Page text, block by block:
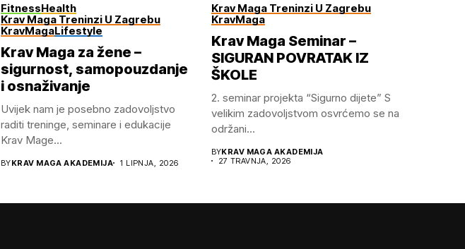
FitnessHealth
Krav Maga Treninzi U Zagrebu
KravMagaLifestyle
Krav Maga za žene –
sigurnost, samopouzdanje
i osnaživanje
Uvijek nam je posebno zadovoljstvo
raditi treninge, seminare i edukacije
Krav Mage...
BYKRAV MAGA AKADEMIJA 1 LIPNJA, 2026
Krav Maga Treninzi U Zagrebu
KravMaga
Krav Maga Seminar –
SIGURAN POVRATAK IZ
ŠKOLE
2.⁠ ⁠seminar projekta “Sigurno dijete” S
velikim zadovoljstvom osvrćemo se na
održani...
BYKRAV MAGA AKADEMIJA
27 TRAVNJA, 2026